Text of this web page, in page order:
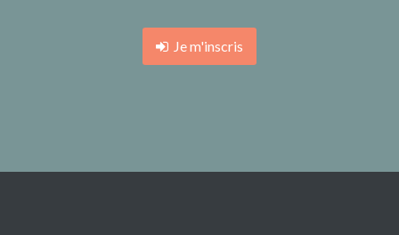
Je m'inscris